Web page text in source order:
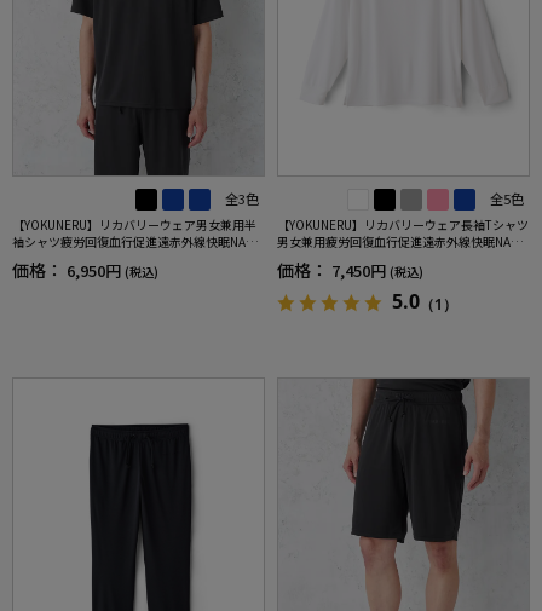
全3色
【YOKUNERU】リカバリーウェア男女兼用半
袖シャツ疲労回復血行促進遠赤外線快眠NANO
MIX(R)【一般医療機器】SS～LLサイズ
価格： 6,950円 (税込)
全5色
【YOKUNERU】リカバリーウェア長袖Tシャツ
男女兼用疲労回復血行促進遠赤外線快眠NANO
MIX(R)【一般医療機器】SS～LLサイズ
価格： 7,450円 (税込)
5.0 （1）